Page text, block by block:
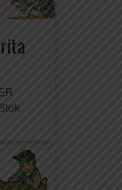
Stok